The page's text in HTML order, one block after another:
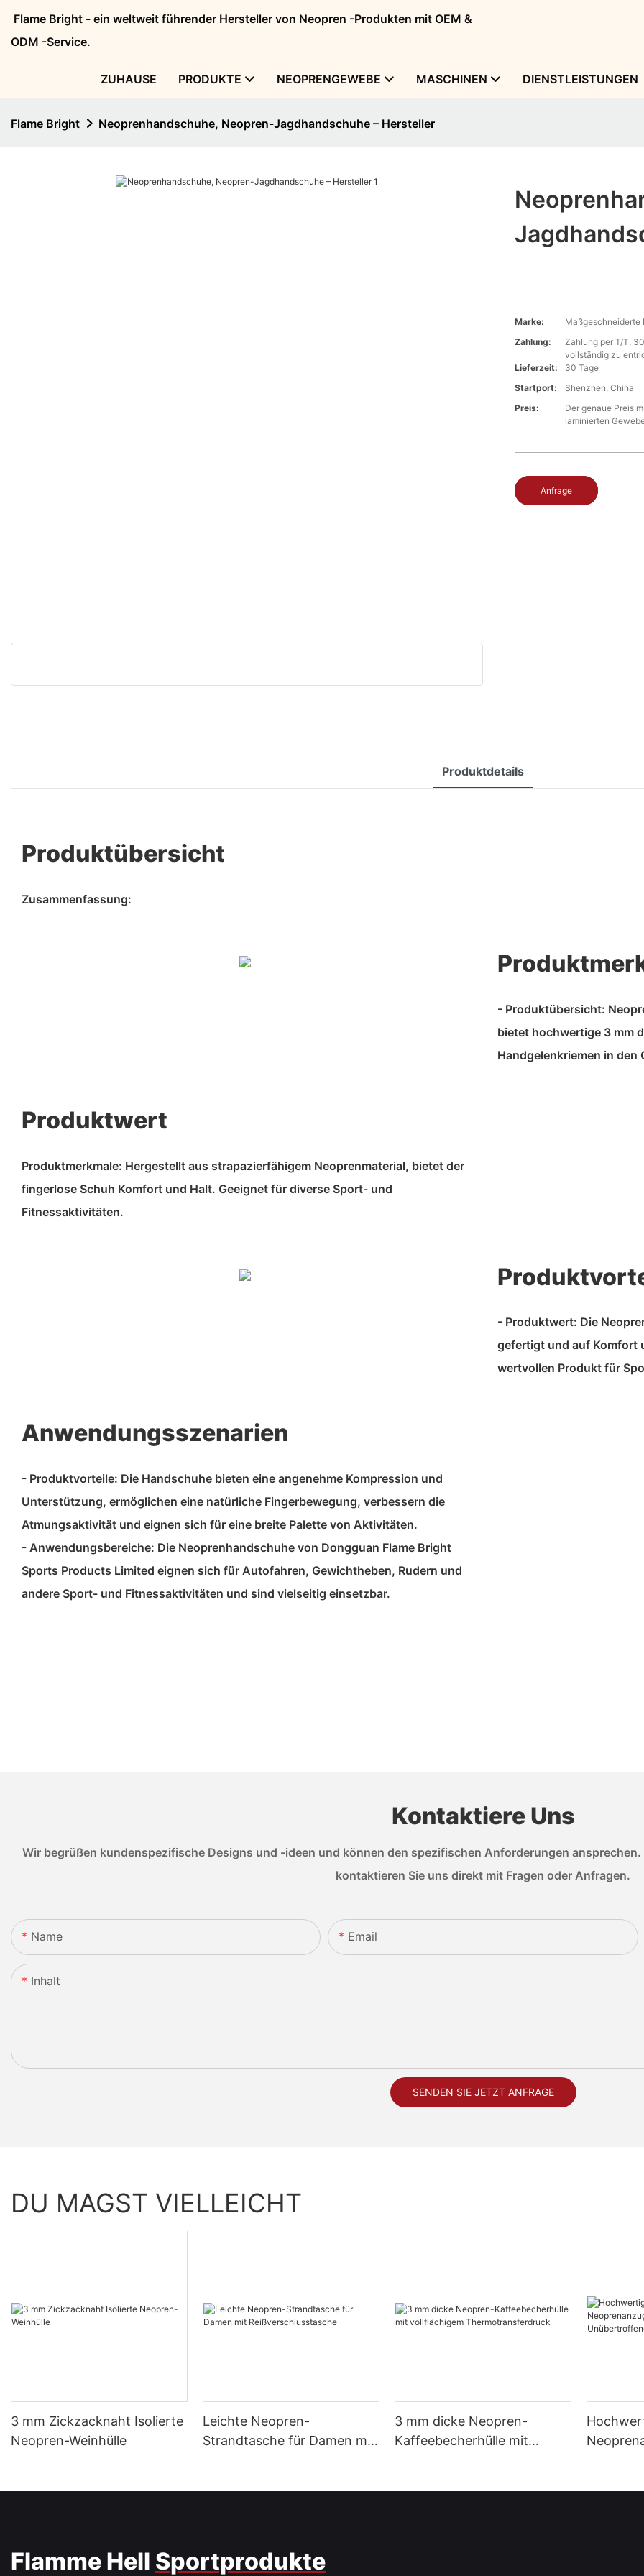
Flame Bright - ein weltweit führender Hersteller von Neopren -Produkten mit OEM &
ODM -Service.
ZUHAUSE PRODUKTE NEOPRENGEWEBE MASCHINEN DIENSTLEISTUNGEN
Flame Bright Neoprenhandschuhe, Neopren-Jagdhandschuhe – Hersteller
Marke:
Maßgeschneiderte
Zahlung:
Zahlung per T/T,
vollständig zu
Lieferzeit:
30 Tage
Startport:
Shenzhen, China
Preis:
Der genaue Preis
laminierten
Anfrage
Produktdetails
Produktübersicht
Zusammenfassung:
- Produktübersicht:
bietet hochwertige 3 mm
Handgelenkriemen in den
Produktwert
Produktmerkmale: Hergestellt aus strapazierfähigem Neoprenmaterial, bietet der
fingerlose Schuh Komfort und Halt. Geeignet für diverse Sport- und
Fitnessaktivitäten.
- Produktwert: Die
gefertigt und auf Komfort
wertvollen Produkt für
Anwendungsszenarien
- Produktvorteile: Die Handschuhe bieten eine angenehme Kompression und
Unterstützung, ermöglichen eine natürliche Fingerbewegung, verbessern die
Atmungsaktivität und eignen sich für eine breite Palette von Aktivitäten.
- Anwendungsbereiche: Die Neoprenhandschuhe von Dongguan Flame Bright
Sports Products Limited eignen sich für Autofahren, Gewichtheben, Rudern und
andere Sport- und Fitnessaktivitäten und sind vielseitig einsetzbar.
Kontaktiere Uns
Wir begrüßen kundenspezifische Designs und -ideen und können den spezifischen Anforderungen
kontaktieren Sie uns direkt mit Fragen oder Anfragen.
Name Email
Inhalt
SENDEN SIE JETZT ANFRAGE
DU MAGST VIELLEICHT
3 mm Zickzacknaht Isolierte
Neopren-Weinhülle
Leichte Neopren-
Strandtasche für Damen mit
3 mm dicke Neopren-
Kaffeebecherhülle mit
Flamme Hell Sportprodukte